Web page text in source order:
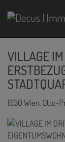
VILLAGE
1030 Wien, Otto-